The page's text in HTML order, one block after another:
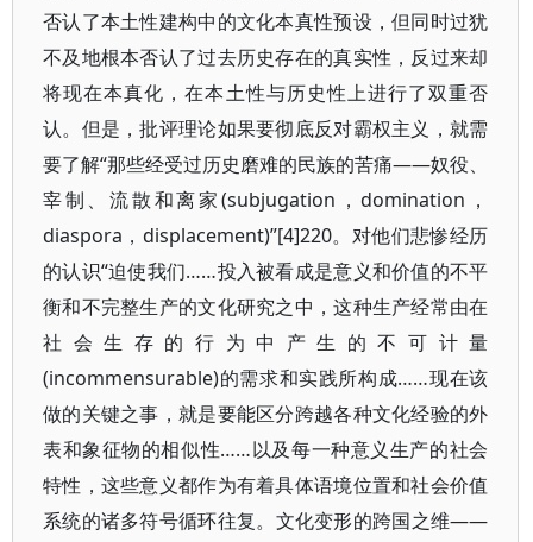
否认了本土性建构中的文化本真性预设，但同时过犹
不及地根本否认了过去历史存在的真实性，反过来却
将现在本真化，在本土性与历史性上进行了双重否
认。但是，批评理论如果要彻底反对霸权主义，就需
要了解“那些经受过历史磨难的民族的苦痛——奴役、
宰制、流散和离家(subjugation，domination，
diaspora，displacement)”[4]220。对他们悲惨经历
的认识“迫使我们……投入被看成是意义和价值的不平
衡和不完整生产的文化研究之中，这种生产经常由在
社会生存的行为中产生的不可计量
(incommensurable)的需求和实践所构成……现在该
做的关键之事，就是要能区分跨越各种文化经验的外
表和象征物的相似性……以及每一种意义生产的社会
特性，这些意义都作为有着具体语境位置和社会价值
系统的诸多符号循环往复。文化变形的跨国之维——